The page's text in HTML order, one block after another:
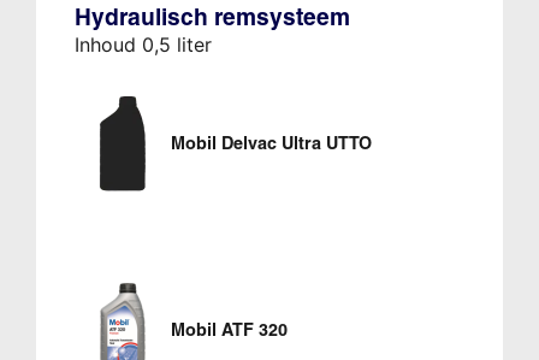
Hydraulisch remsysteem
Inhoud 0,5 liter
Mobil Delvac Ultra UTTO
Mobil ATF 320